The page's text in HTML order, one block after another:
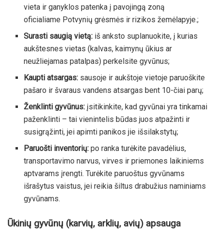
vieta ir ganyklos patenka į pavojingą zoną
oficialiame Potvynių grėsmės ir rizikos žemėlapyje.;
Surasti saugią vietą: iš anksto suplanuokite, į kurias
aukštesnes vietas (kalvas, kaimynų ūkius ar
neužliejamas patalpas) perkelsite gyvūnus;
Kaupti atsargas: sausoje ir aukštoje vietoje paruoškite
pašaro ir švaraus vandens atsargas bent 10-čiai parų;
Ženklinti gyvūnus: įsitikinkite, kad gyvūnai yra tinkamai
paženklinti – tai vienintelis būdas juos atpažinti ir
susigrąžinti, jei apimti panikos jie išsilakstytų;
Paruošti inventorių: po ranka turėkite pavadėlius,
transportavimo narvus, virves ir priemones laikiniems
aptvarams įrengti. Turėkite paruoštus gyvūnams
išrašytus vaistus, jei reikia šiltus drabužius naminiams
gyvūnams.
Ūkinių gyvūnų (karvių, arklių, avių) apsauga